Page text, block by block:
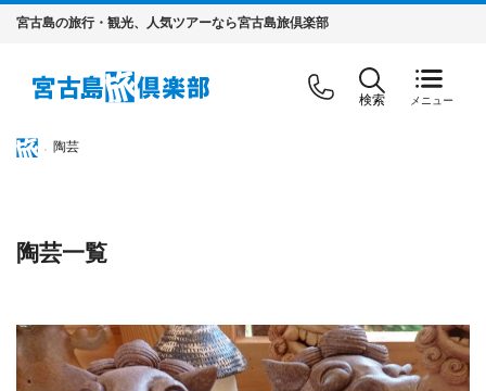
宮古島の旅行・観光、人気ツアーなら宮古島旅倶楽部
検索
陶芸
陶芸一覧